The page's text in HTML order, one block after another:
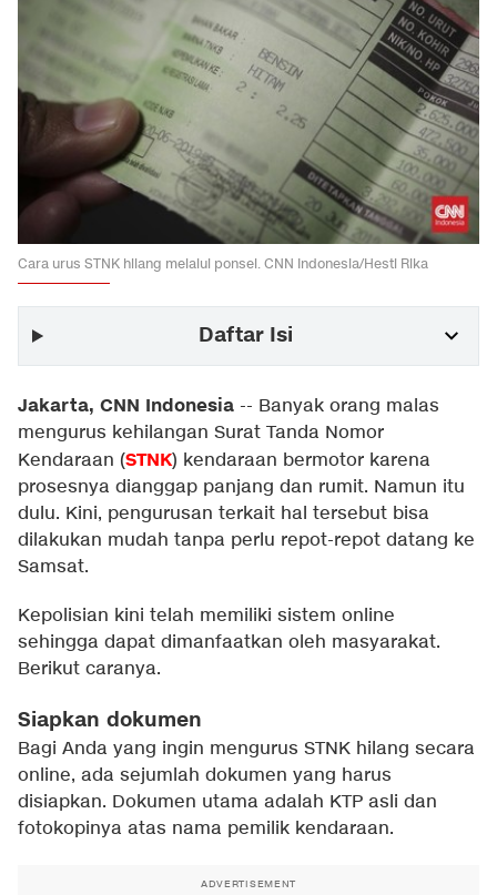
Cara urus STNK hilang melalui ponsel. CNN Indonesia/Hesti Rika
Daftar Isi
Jakarta, CNN Indonesia -- Banyak orang malas
mengurus kehilangan Surat Tanda Nomor
Kendaraan (STNK) kendaraan bermotor karena
prosesnya dianggap panjang dan rumit. Namun itu
dulu. Kini, pengurusan terkait hal tersebut bisa
dilakukan mudah tanpa perlu repot-repot datang ke
Samsat.
Kepolisian kini telah memiliki sistem online
sehingga dapat dimanfaatkan oleh masyarakat.
Berikut caranya.
Siapkan dokumen
Bagi Anda yang ingin mengurus STNK hilang secara
online, ada sejumlah dokumen yang harus
disiapkan. Dokumen utama adalah KTP asli dan
fotokopinya atas nama pemilik kendaraan.
ADVERTISEMENT